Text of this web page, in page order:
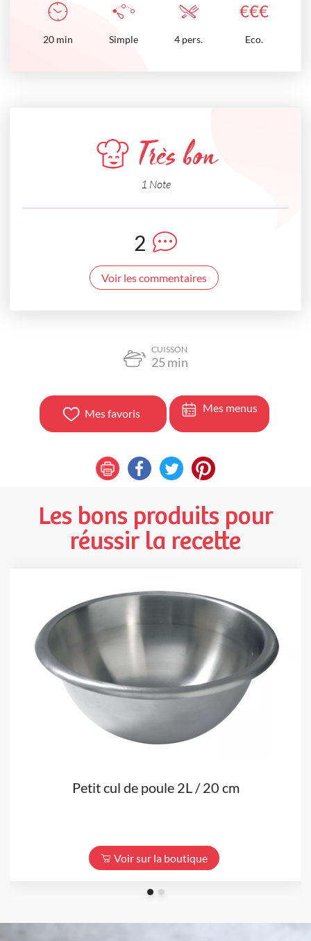
€€€
20 min Simple 4 pers. Eco.
Très bon
1 Note
2
Voir les commentaires
CUISSON
25 min
Mes favoris Mes menus
Les bons produits pour
réussir la recette
Petit cul de poule 2L / 20 cm
Voir sur la boutique